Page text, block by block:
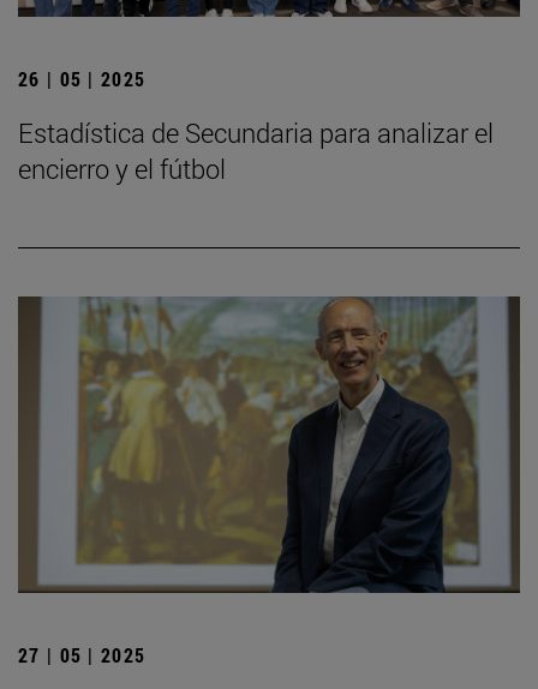
26 | 05 | 2025
Estadística de Secundaria para analizar el
encierro y el fútbol
27 | 05 | 2025